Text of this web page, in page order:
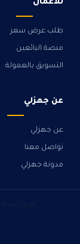
للأعمال
طلب عرض سعر
منصة البائعين
التسويق بالعمولة
عن جهزلي
عن جهزلي
تواصل معنا
مدونة جهزلي